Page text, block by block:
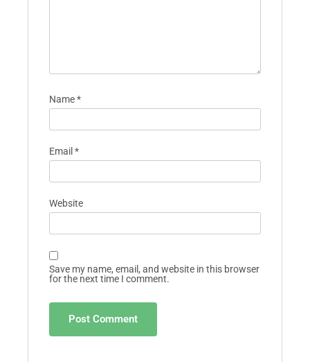
Name*
Email *
Website
Save my name, email, and website in this browser
for the next time I comment.